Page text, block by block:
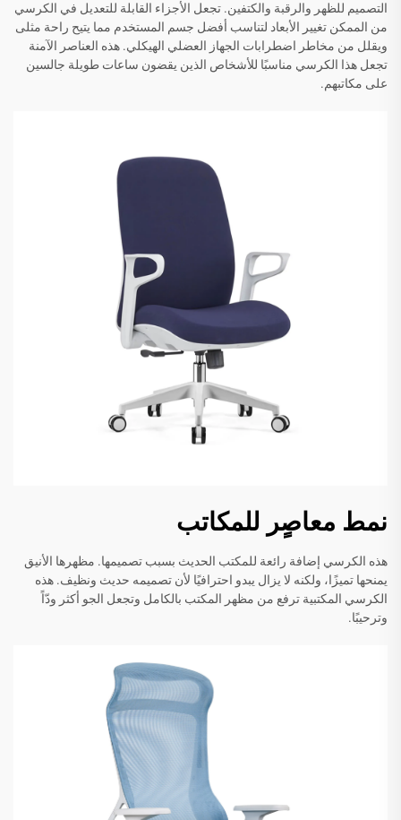
التصميم للظهر والرقبة والكتفين. تجعل الأجزاء القابلة للتعديل في الكرسي
من الممكن تغيير الأبعاد لتناسب أفضل جسم المستخدم مما يتيح راحة مثلى
ويقلل من مخاطر اضطرابات الجهاز العضلي الهيكلي. هذه العناصر الآمنة
تجعل هذا الكرسي مناسبًا للأشخاص الذين يقضون ساعات طويلة جالسين
على مكاتبهم.
نمط معاصٍر للمكاتب
هذه الكرسي إضافة رائعة للمكتب الحديث بسبب تصميمها. مظهرها الأنيق
يمنحها تميزًا، ولكنه لا يزال يبدو احترافيًا لأن تصميمه حديث ونظيف. هذه
الكرسي المكتبية ترفع من مظهر المكتب بالكامل وتجعل الجو أكثر ودّاً
وترحيبًا.